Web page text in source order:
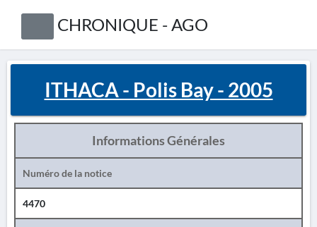
CHRONIQUE - AGO
ITHACA - Polis Bay - 2005
Informations Générales
Numéro de la notice
4470